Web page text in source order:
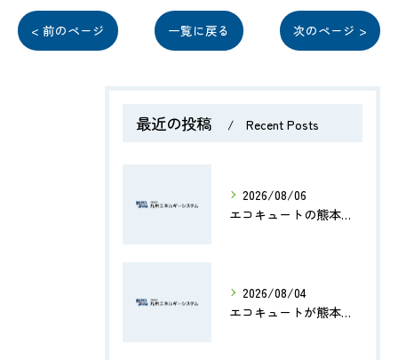
< 前のページ 一覧に戻る 次のページ >
最近の投稿 Recent Posts
2026/08/06
エコキュートの熊本県修理費用や評判から業者選びと交換判断まで徹底解説
2026/08/04
エコキュートが熊本県で地震後に安全に使えるか確認する手順と補助金情報まとめ